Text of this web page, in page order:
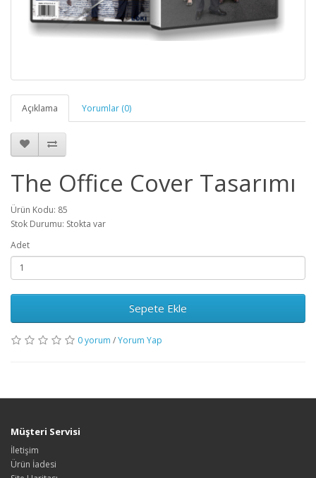
Açıklama Yorumlar (0)
The Office Cover Tasarımı
Ürün Kodu: 85
Stok Durumu: Stokta var
Adet
Sepete Ekle
0 yorum /Yorum Yap
Müşteri Servisi
İletişim
Ürün İadesi